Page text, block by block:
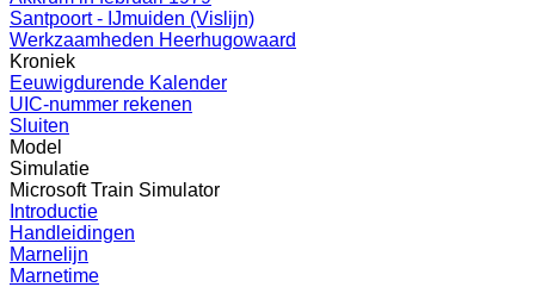
Santpoort - IJmuiden (Vislijn)
Werkzaamheden Heerhugowaard
Kroniek
Eeuwigdurende Kalender
UIC-nummer rekenen
Sluiten
Model
Simulatie
Microsoft Train Simulator
Introductie
Handleidingen
Marnelijn
Marnetime